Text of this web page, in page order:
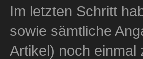
Im letzten Schritt
sowie sämtliche
Artikel) noch einmal